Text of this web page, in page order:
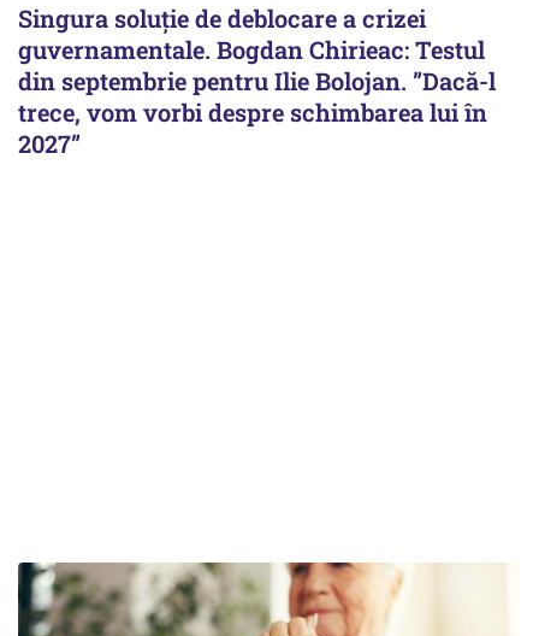
Singura soluție de deblocare a crizei
guvernamentale. Bogdan Chirieac: Testul
din septembrie pentru Ilie Bolojan. ”Dacă-l
trece, vom vorbi despre schimbarea lui în
2027”